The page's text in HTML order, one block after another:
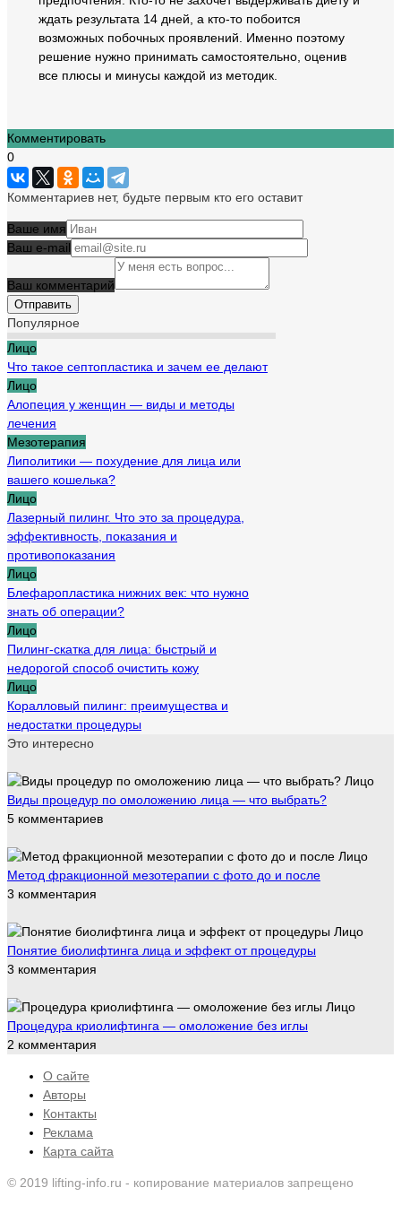
ждать результата 14 дней, а кто-то побоится
возможных побочных проявлений. Именно поэтому
решение нужно принимать самостоятельно, оценив
все плюсы и минусы каждой из методик.
Комментировать
0
Комментариев нет, будьте первым кто его оставит
Ваше имя
Ваш e-mail
Ваш комментарий
Популярное
Лицо
Что такое септопластика и зачем ее делают
Лицо
Алопеция у женщин — виды и методы
лечения
Мезотерапия
Липолитики — похудение для лица или
вашего кошелька?
Лицо
Лазерный пилинг. Что это за процедура,
эффективность, показания и
противопоказания
Лицо
Блефаропластика нижних век: что нужно
знать об операции?
Лицо
Пилинг-скатка для лица: быстрый и
недорогой способ очистить кожу
Лицо
Коралловый пилинг: преимущества и
недостатки процедуры
Это интересно
Лицо
Виды процедур по омоложению лица — что выбрать?
5 комментариев
Лицо
Метод фракционной мезотерапии с фото до и после
3 комментария
Лицо
Понятие биолифтинга лица и эффект от процедуры
3 комментария
Лицо
Процедура криолифтинга — омоложение без иглы
2 комментария
О сайте
Авторы
Контакты
Реклама
Карта сайта
© 2019 lifting-info.ru - копирование материалов запрещено